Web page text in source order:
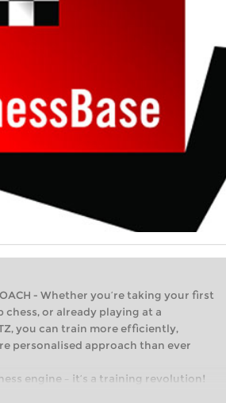
- Whether you’re taking your first
or already playing at a
you can train more efficiently,
personalised approach than ever
engine – it’s a training revolution!
first steps into the world of club chess,